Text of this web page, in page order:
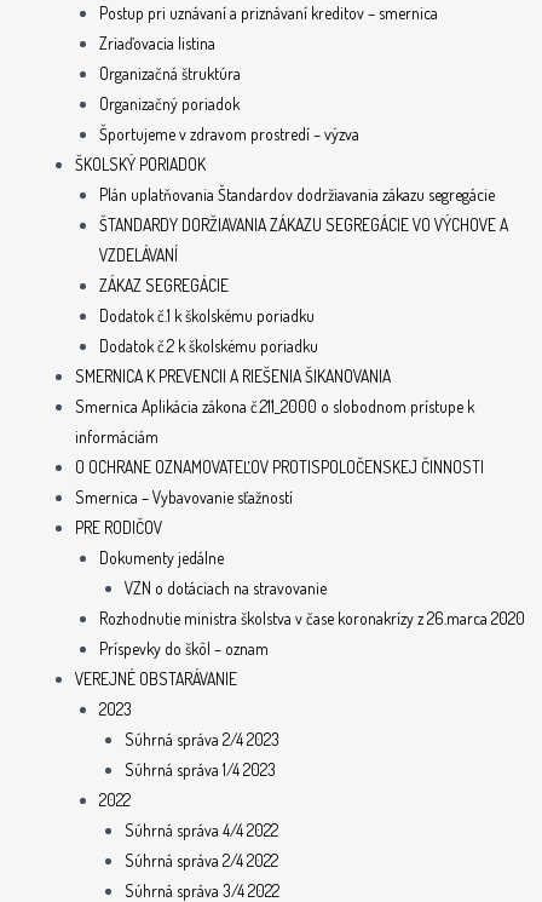
Postup pri uznávaní a priznávaní kreditov – smernica
Zriaďovacia listina
Organizačná štruktúra
Organizačný poriadok
Športujeme v zdravom prostredí – výzva
ŠKOLSKÝ PORIADOK
Plán uplatňovania Štandardov dodržiavania zákazu segregácie
ŠTANDARDY DORŽIAVANIA ZÁKAZU SEGREGÁCIE VO VÝCHOVE A
VZDELÁVANÍ
ZÁKAZ SEGREGÁCIE
Dodatok č.1 k školskému poriadku
Dodatok č.2 k školskému poriadku
SMERNICA K PREVENCII A RIEŠENIA ŠIKANOVANIA
Smernica Aplikácia zákona č.211_2000 o slobodnom prístupe k
informáciám
O OCHRANE OZNAMOVATEĽOV PROTISPOLOČENSKEJ ČINNOSTI
Smernica – Vybavovanie sťažností
PRE RODIČOV
Dokumenty jedálne
VZN o dotáciach na stravovanie
Rozhodnutie ministra školstva v čase koronakrízy z 26.marca 2020
Príspevky do škôl – oznam
VEREJNÉ OBSTARÁVANIE
2023
Súhrná správa 2/4 2023
Súhrná správa 1/4 2023
2022
Súhrná správa 4/4 2022
Súhrná správa 2/4 2022
Súhrná správa 3/4 2022